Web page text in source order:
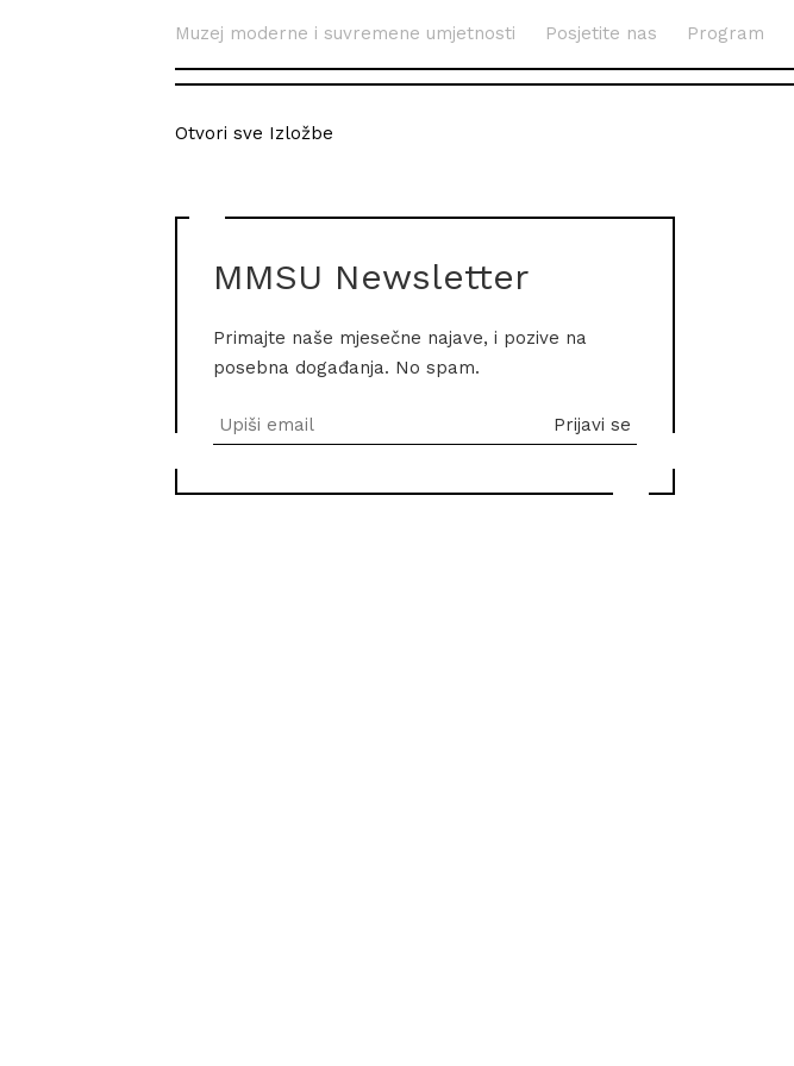
Muzej moderne i suvremene umjetnosti Posjetite nas Program
Otvori sve Izložbe
MMSU Newsletter
Primajte naše mjesečne najave, i pozive na
posebna događanja. No spam.